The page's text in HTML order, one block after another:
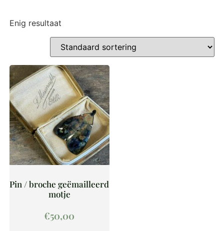
Enig resultaat
Pin / broche geëmailleerd
motje
€50,00